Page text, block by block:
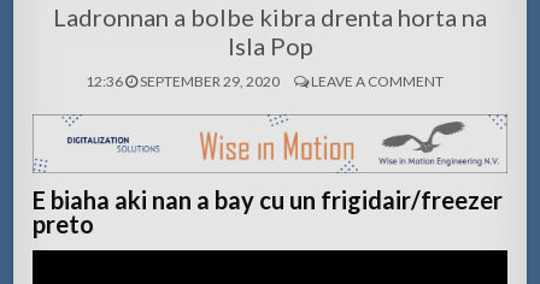
Ladronnan a bolbe kibra drenta horta na
Isla Pop
12:36 SEPTEMBER 29, 2020 LEAVE A COMMENT
E biaha aki nan a bay cu un frigidair/freezer
preto